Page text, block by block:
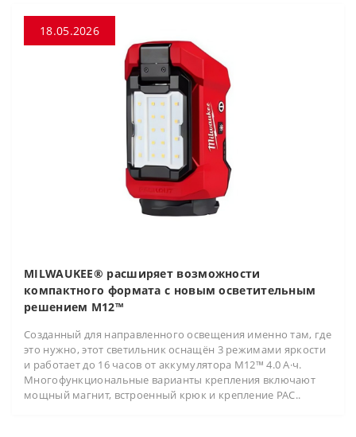
18.05.2026
MILWAUKEE® расширяет возможности
компактного формата с новым осветительным
решением M12™
Созданный для направленного освещения именно там, где
это нужно, этот светильник оснащён 3 режимами яркости
и работает до 16 часов от аккумулятора M12™ 4.0 А·ч.
Многофункциональные варианты крепления включают
мощный магнит, встроенный крюк и крепление PAC..